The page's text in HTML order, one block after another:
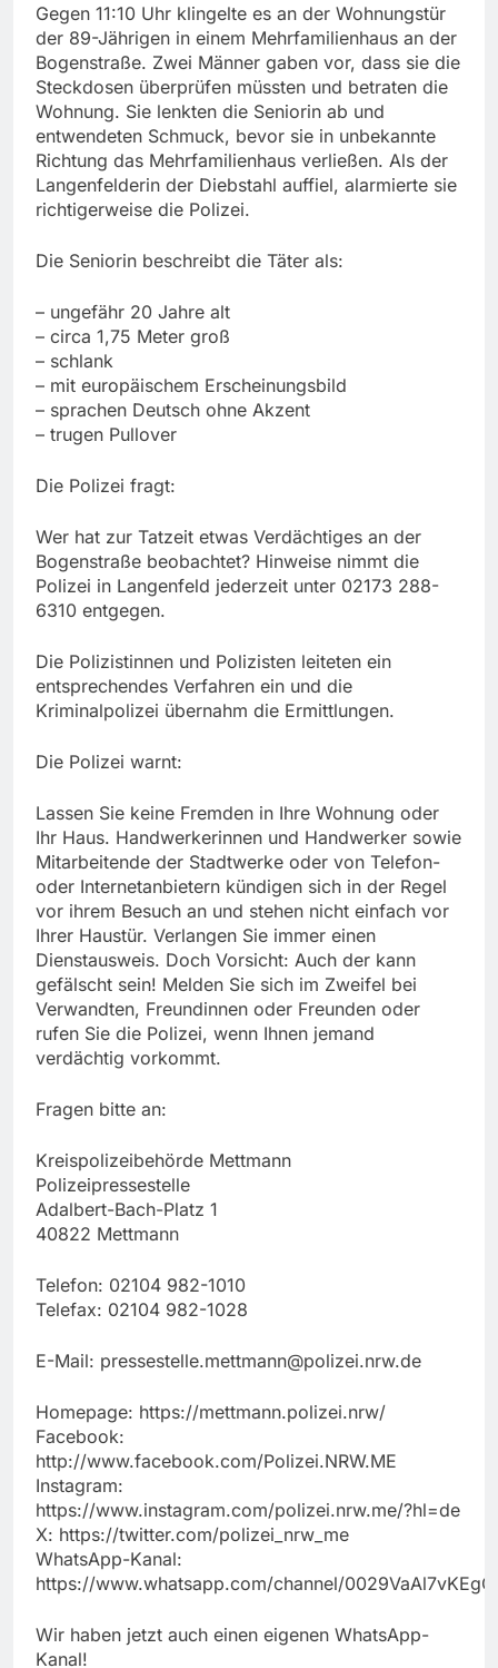
Gegen 11:10 Uhr klingelte es an der Wohnungstür
der 89-Jährigen in einem Mehrfamilienhaus an der
Bogenstraße. Zwei Männer gaben vor, dass sie die
Steckdosen überprüfen müssten und betraten die
Wohnung. Sie lenkten die Seniorin ab und
entwendeten Schmuck, bevor sie in unbekannte
Richtung das Mehrfamilienhaus verließen. Als der
Langenfelderin der Diebstahl auffiel, alarmierte sie
richtigerweise die Polizei.
Die Seniorin beschreibt die Täter als:
– ungefähr 20 Jahre alt
– circa 1,75 Meter groß
– schlank
– mit europäischem Erscheinungsbild
– sprachen Deutsch ohne Akzent
– trugen Pullover
Die Polizei fragt:
Wer hat zur Tatzeit etwas Verdächtiges an der
Bogenstraße beobachtet? Hinweise nimmt die
Polizei in Langenfeld jederzeit unter 02173 288-
6310 entgegen.
Die Polizistinnen und Polizisten leiteten ein
entsprechendes Verfahren ein und die
Kriminalpolizei übernahm die Ermittlungen.
Die Polizei warnt:
Lassen Sie keine Fremden in Ihre Wohnung oder
Ihr Haus. Handwerkerinnen und Handwerker sowie
Mitarbeitende der Stadtwerke oder von Telefon-
oder Internetanbietern kündigen sich in der Regel
vor ihrem Besuch an und stehen nicht einfach vor
Ihrer Haustür. Verlangen Sie immer einen
Dienstausweis. Doch Vorsicht: Auch der kann
gefälscht sein! Melden Sie sich im Zweifel bei
Verwandten, Freundinnen oder Freunden oder
rufen Sie die Polizei, wenn Ihnen jemand
verdächtig vorkommt.
Fragen bitte an:
Kreispolizeibehörde Mettmann
Polizeipressestelle
Adalbert-Bach-Platz 1
40822 Mettmann
Telefon: 02104 982-1010
Telefax: 02104 982-1028
E-Mail: pressestelle.mettmann@polizei.nrw.de
Homepage: https://mettmann.polizei.nrw/
Facebook:
http://www.facebook.com/Polizei.NRW.ME
Instagram:
https://www.instagram.com/polizei.nrw.me/?hl=de
X: https://twitter.com/polizei_nrw_me
WhatsApp-Kanal:
https://www.whatsapp.com/channel/
Wir haben jetzt auch einen eigenen WhatsApp-
Kanal!